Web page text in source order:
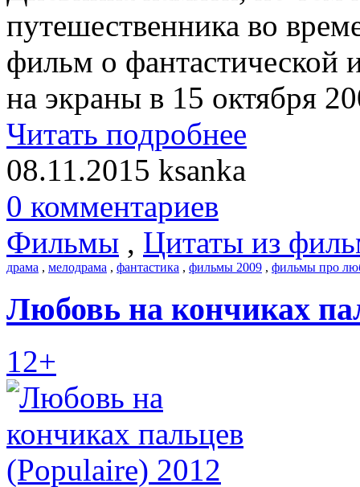
путешественника во
фильм о
на экраны в 15 октября
Читать подробнее
08.11.2015 ksanka
0 комментариев
Фильмы , Цитаты из
драма , мелодрама , фантастика , фильмы 2009 , фильмы про
Любовь на кончиках
12+